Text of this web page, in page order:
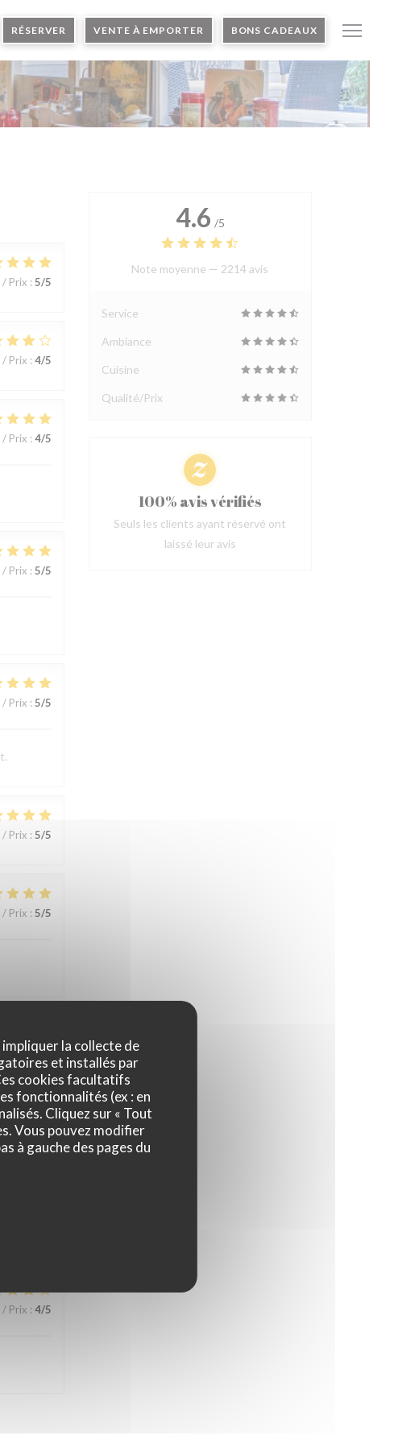
la collecte de
et installés par
cookies facultatifs
fonctionnalités (ex : en
Cliquez sur « Tout
Vous pouvez modifier
à gauche des pages du
RÉSERVER VENTE À EMPORTER BONS CADEAUX
/ Prix : 5/5
/ Prix : 4/5
/ Prix : 4/5
/ Prix : 5/5
/ Prix : 5/5
/ Prix : 5/5
/ Prix : 5/5
Prix :5/5
/ Prix : 4/5
4.6 /5
Note moyenne — 2214 avis
Service
Ambiance
Cuisine
Qualité/Prix
100% avis vérifiés
Seuls les clients ayant réservé ont
laissé leur avis